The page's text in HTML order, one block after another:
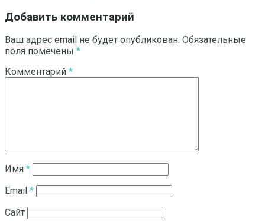
Добавить комментарий
Ваш адрес email не будет опубликован. Обязательные
поля помечены *
Комментарий *
Имя *
Email *
Сайт